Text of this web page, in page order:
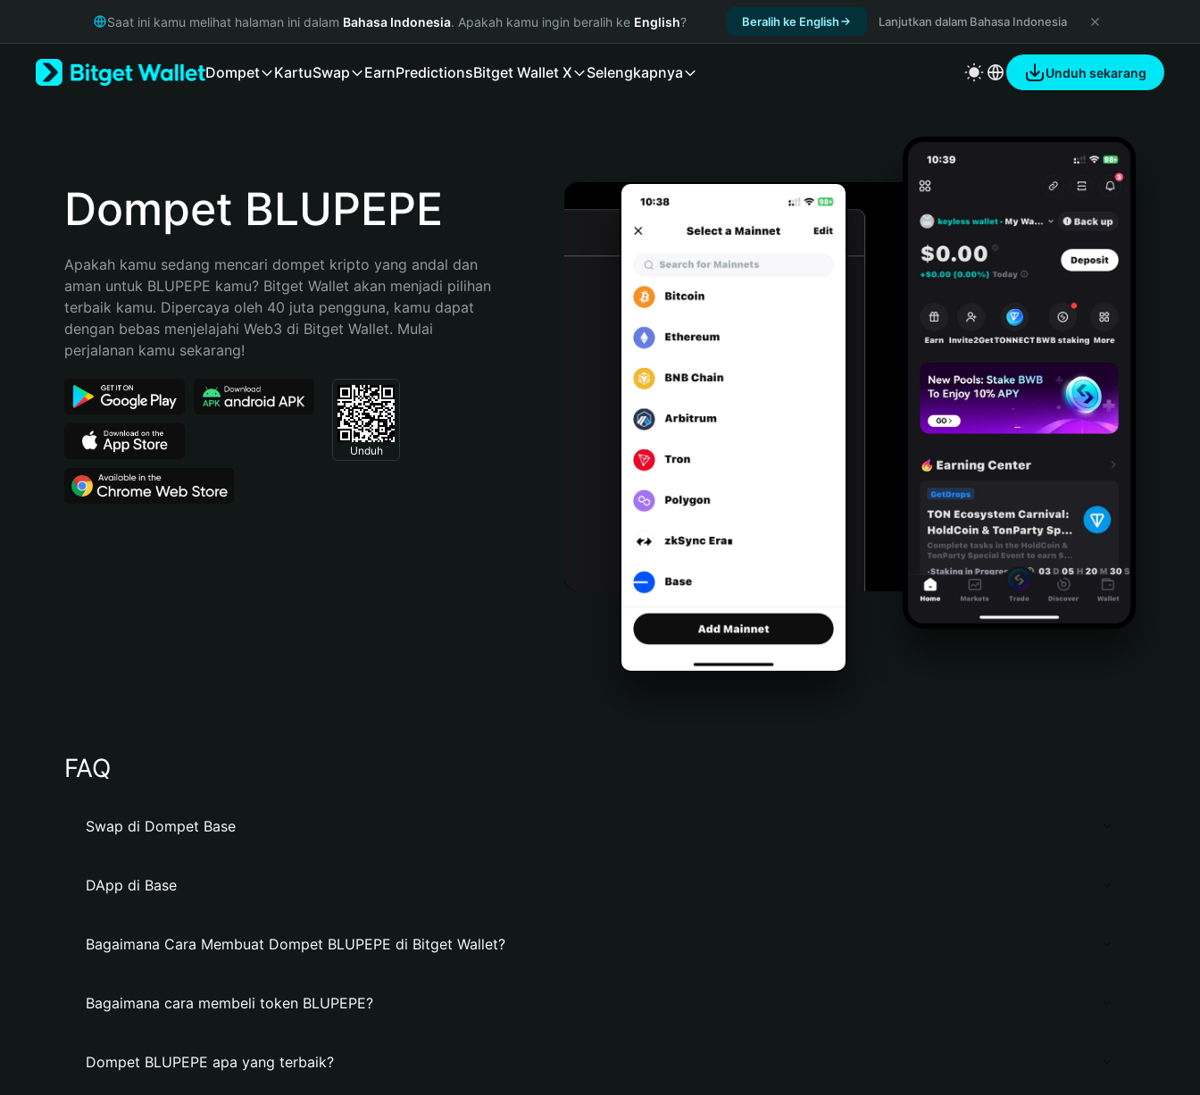
Русский
Bahasa Indonesia
Español (Argentina)
Saat ini kamu melihat halaman ini dalam Bahasa Indonesia. Apakah kamu ingin beralih ke English? Beralih ke English Lanjutkan dalam Bahasa Indonesia
Dompet KartuSwap EarnPredictionsBitget Wallet X Selengkapnya Unduh sekarang
Dompet BLUPEPE
Apakah kamu sedang mencari dompet kripto yang andal dan
aman untuk BLUPEPE kamu? Bitget Wallet akan menjadi pilihan
terbaik kamu. Dipercaya oleh 40 juta pengguna, kamu dapat
dengan bebas menjelajahi Web3 di Bitget Wallet. Mulai
perjalanan kamu sekarang!
Unduh
FAQ
Swap di Dompet Base
DApp di Base
Bagaimana Cara Membuat Dompet BLUPEPE di Bitget Wallet?
Bagaimana cara membeli token BLUPEPE?
Dompet BLUPEPE apa yang terbaik?